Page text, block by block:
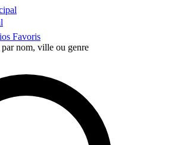
Favoris
nom, ville ou genre